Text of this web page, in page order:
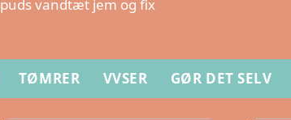
vandtæt jem og fix
TØMRER VVSER GØR DET SELV